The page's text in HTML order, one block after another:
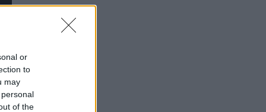
or
to
may
of the